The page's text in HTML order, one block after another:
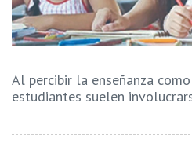
Al percibir la enseñanza
estudiantes suelen